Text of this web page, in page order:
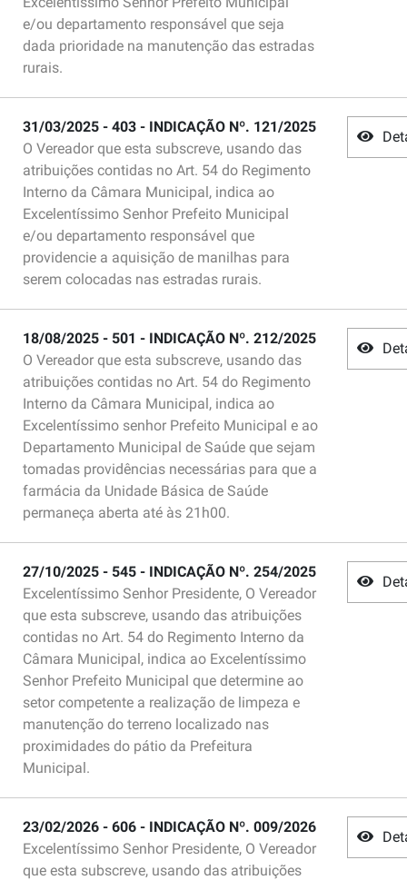
e/ou departamento responsável que seja
dada prioridade na manutenção das estradas
rurais.
31/03/2025 - 403 - INDICAÇÃO Nº. 121/2025
O Vereador que esta subscreve, usando das
atribuições contidas no Art. 54 do Regimento
Interno da Câmara Municipal, indica ao
Excelentíssimo Senhor Prefeito Municipal
e/ou departamento responsável que
providencie a aquisição de manilhas para
serem colocadas nas estradas rurais.
18/08/2025 - 501 - INDICAÇÃO Nº. 212/2025
O Vereador que esta subscreve, usando das
atribuições contidas no Art. 54 do Regimento
Interno da Câmara Municipal, indica ao
Excelentíssimo senhor Prefeito Municipal e ao
Departamento Municipal de Saúde que sejam
tomadas providências necessárias para que a
farmácia da Unidade Básica de Saúde
permaneça aberta até às 21h00.
27/10/2025 - 545 - INDICAÇÃO Nº. 254/2025
Excelentíssimo Senhor Presidente, O Vereador
que esta subscreve, usando das atribuições
contidas no Art. 54 do Regimento Interno da
Câmara Municipal, indica ao Excelentíssimo
Senhor Prefeito Municipal que determine ao
setor competente a realização de limpeza e
manutenção do terreno localizado nas
proximidades do pátio da Prefeitura
Municipal.
23/02/2026 - 606 - INDICAÇÃO Nº. 009/2026
Excelentíssimo Senhor Presidente, O Vereador
que esta subscreve, usando das atribuições